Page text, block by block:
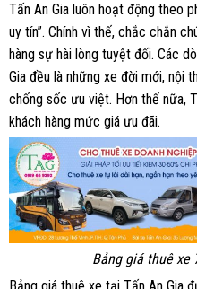
Tấn An Gia luôn hoạt động theo
uy tín”. Chính vì thế, chắc chắn
hàng sự hài lòng tuyệt đối. Các
Gia đều là những xe đời mới, nội
chống sốc ưu việt. Hơn thế nữa,
khách hàng mức giá ưu đãi.
Bảng giá thuê xe
Bảng giá thuê xe tại Tấn An Gia